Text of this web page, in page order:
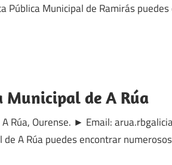
Municipal de Ramirás
Municipal de A Rúa
Rúa, Ourense. ► Email:
A Rúa puedes encontrar